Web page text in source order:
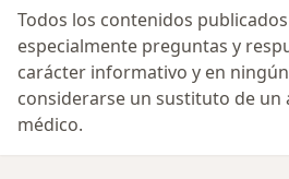
Todos los contenidos
especialmente preguntas y
carácter informativo y en
considerarse un sustituto de un
médico.